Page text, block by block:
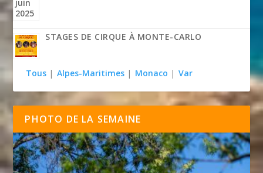
STAGES DE CIRQUE À MONTE-CARLO
Tous | Alpes-Maritimes | Monaco | Var
PHOTO DE LA SEMAINE